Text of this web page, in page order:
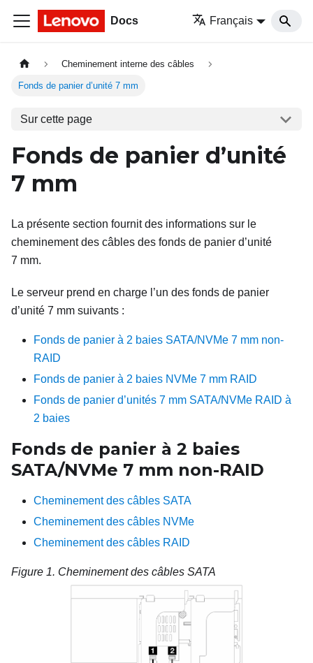
Docs Français
Cheminement interne des câbles
Fonds de panier d’unité 7 mm
Sur cette page
Fonds de panier d’unité
7 mm
La présente section fournit des informations sur le
cheminement des câbles des fonds de panier d’unité
7 mm.
Le serveur prend en charge l’un des fonds de panier
d’unité 7 mm suivants :
Fonds de panier à 2 baies SATA/NVMe 7 mm non-
RAID
Fonds de panier à 2 baies NVMe 7 mm RAID
Fonds de panier d’unités 7 mm SATA/NVMe RAID à
2 baies
Fonds de panier à 2 baies
SATA/NVMe 7 mm non-RAID
Cheminement des câbles SATA
Cheminement des câbles NVMe
Cheminement des câbles RAID
Figure 1. Cheminement des câbles SATA